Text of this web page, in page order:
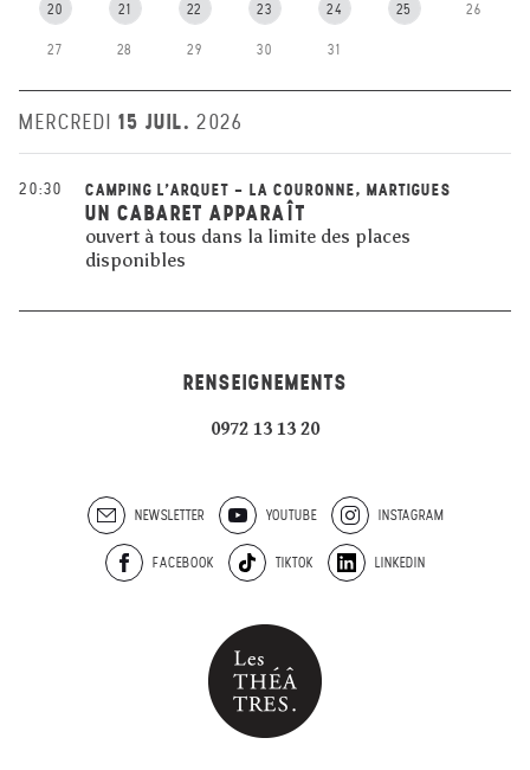
20 21 22 23 24 25 26
27 28 29 30 31
MERCREDI 15 JUIL. 2026
20:30 CAMPING L'ARQUET - LA COURONNE, MARTIGUES
UN CABARET APPARAÎT
ouvert à tous dans la limite des places
disponibles
RENSEIGNEMENTS
0972 13 13 20
NEWSLETTER YOUTUBE INSTAGRAM
FACEBOOK TIKTOK LINKEDIN